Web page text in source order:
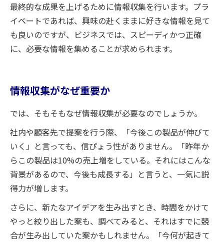
最終的な成果を上げるために情報収集を行います。プラ
イベートであれば、興味の赴くままに好きな情報を見て
も良いのですが、ビジネスでは、スピーディかつ正確
に、必要な情報を集めることが求められます。
情報収集がなぜ重要か
では、そもそもなぜ情報収集が必要なのでしょうか。
社内や顧客先で提案を行う際、「今後この製品が伸びて
いく」と言っても、信ぴょう性がありません。「昨年か
らこの製品は10%の売上増をしている。それにはこんな
背景があるので、今後も成長する」と言うと、一気に説
得力が増します。
さらに、新たなアイデアを生み出すとき、時間をかけて
やっと絞り出した案も、調べてみると、それはすでに競
合が生み出していた案かもしれません。「今何が起きて